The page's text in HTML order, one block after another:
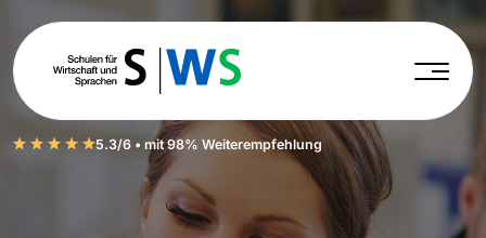
5.3/6 • mit 98% Weiterempfehlung